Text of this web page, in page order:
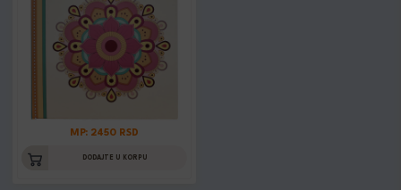
MP: 2450 RSD
DODAJTE U KORPU